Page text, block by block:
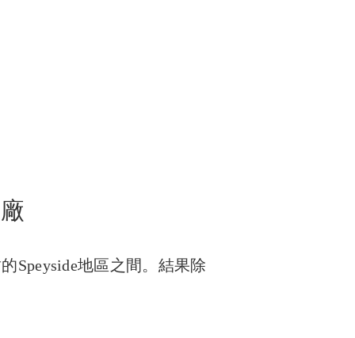
Speyside地區之間。結果除